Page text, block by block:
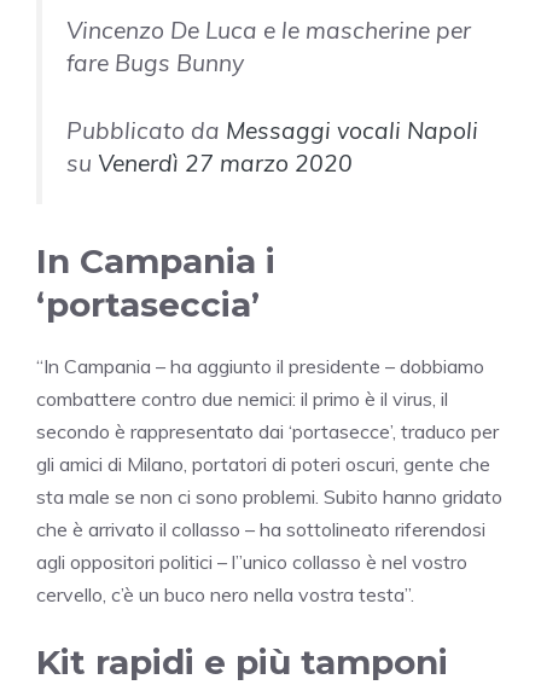
Vincenzo De Luca e le mascherine per
fare Bugs Bunny
Pubblicato da Messaggi vocali Napoli
su Venerdì 27 marzo 2020
In Campania i
‘portaseccia’
“In Campania – ha aggiunto il presidente – dobbiamo
combattere contro due nemici: il primo è il virus, il
secondo è rappresentato dai ‘portasecce’, traduco per
gli amici di Milano, portatori di poteri oscuri, gente che
sta male se non ci sono problemi. Subito hanno gridato
che è arrivato il collasso – ha sottolineato riferendosi
agli oppositori politici – l”unico collasso è nel vostro
cervello, c’è un buco nero nella vostra testa”.
Kit rapidi e più tamponi